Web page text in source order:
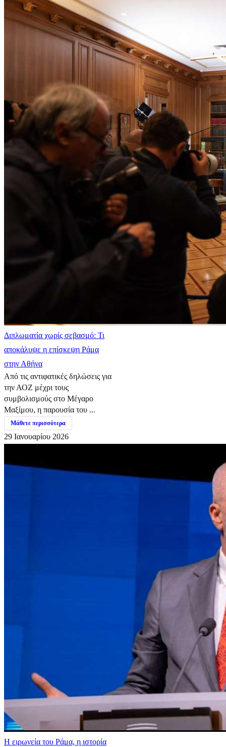
Διπλωματία χωρίς σεβασμό: Τι
αποκάλυψε η επίσκεψη Ράμα
στην Αθήνα
Από τις αντιφατικές δηλώσεις για
την ΑΟΖ μέχρι τους
συμβολισμούς στο Μέγαρο
Μαξίμου, η παρουσία του ...
Μάθετε περισσότερα
29 Ιανουαρίου 2026
Η ειρωνεία του Ράμα, η ιστορία